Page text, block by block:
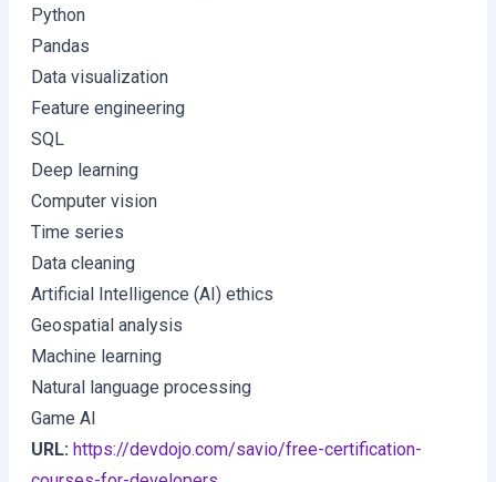
Python
Pandas
Data visualization
Feature engineering
SQL
Deep learning
Computer vision
Time series
Data cleaning
Artificial Intelligence (AI) ethics
Geospatial analysis
Machine learning
Natural language processing
Game AI
URL: https://devdojo.com/savio/free-certification-